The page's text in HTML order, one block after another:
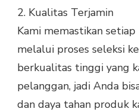
2. Kualitas Terjamin
Kami memastikan
melalui proses seleksi
berkualitas tinggi yang
pelanggan, jadi Anda
dan daya tahan produk